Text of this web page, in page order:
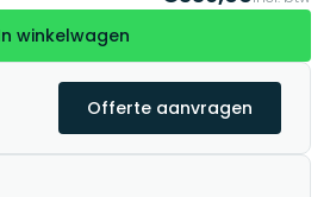
winkelwagen
Offerte aanvragen